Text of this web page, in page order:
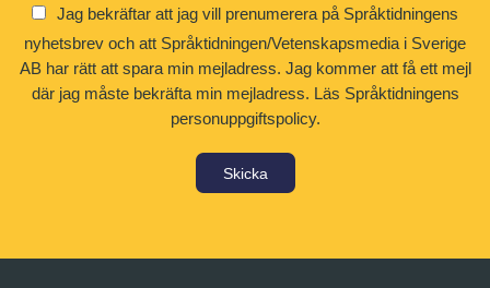
Jag bekräftar att jag vill prenumerera på Språktidningens
nyhetsbrev och att Språktidningen/Vetenskapsmedia i Sverige
AB har rätt att spara min mejladress. Jag kommer att få ett mejl
där jag måste bekräfta min mejladress. Läs Språktidningens
personuppgiftspolicy.
Skicka